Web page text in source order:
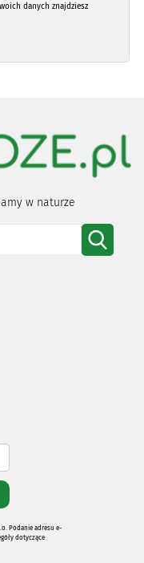
danych znajdziesz
w naturze
Podanie adresu e-
dotyczące